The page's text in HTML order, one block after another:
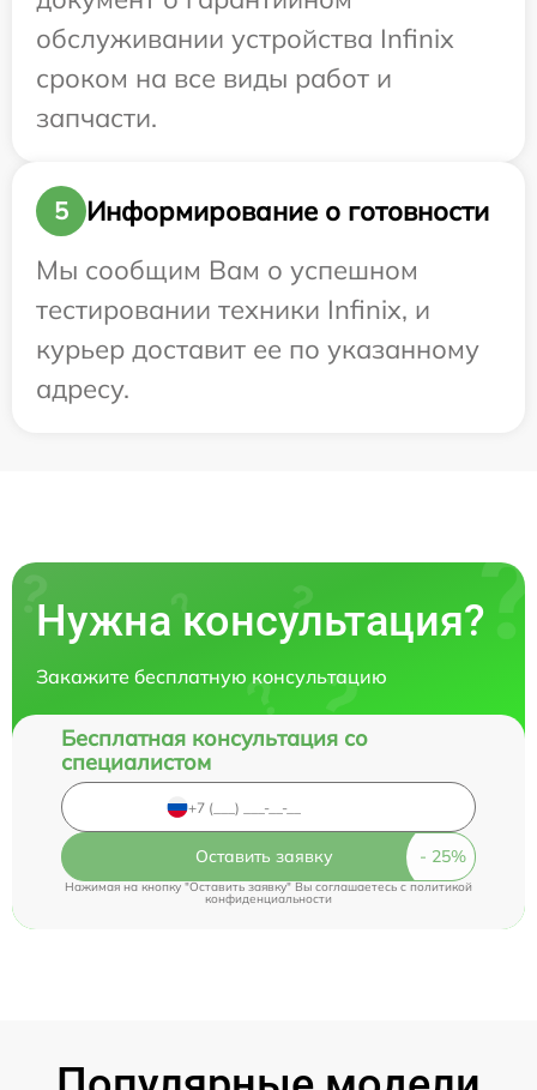
обслуживании устройства Infinix
сроком на все виды работ и
запчасти.
5
Информирование о готовности
Мы сообщим Вам о успешном
тестировании техники Infinix, и
курьер доставит ее по указанному
адресу.
Нужна консультация?
Закажите бесплатную консультацию
Бесплатная консультация со
специалистом
Оставить заявку
Нажимая на кнопку "Оставить заявку" Вы соглашаетесь c политикой
конфиденциальности